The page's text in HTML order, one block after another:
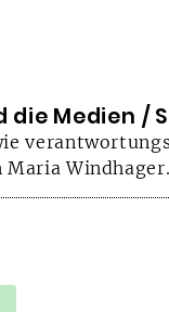
die Medien /